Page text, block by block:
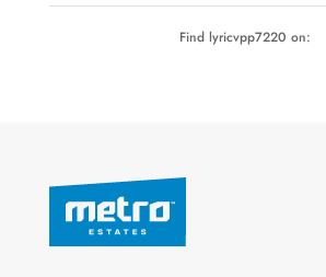
Find lyricvpp7220 on: